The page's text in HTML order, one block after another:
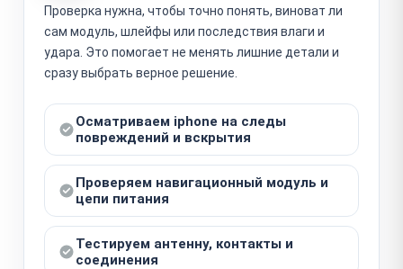
Проверка нужна, чтобы точно понять, виноват ли
сам модуль, шлейфы или последствия влаги и
удара. Это помогает не менять лишние детали и
сразу выбрать верное решение.
Осматриваем iphone на следы
повреждений и вскрытия
Проверяем навигационный модуль и
цепи питания
Тестируем антенну, контакты и
соединения